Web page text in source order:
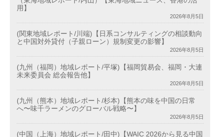
用】
2026年8月5日
(関東地域レポート/川端)【日系コンサルティングの相談動向
と中国対外貸付（子親ローン）規制変更の影響】
2026年8月5日
(九州（福岡）地域レポート/平塚)【福岡貿易会、福岡・大連
未来委員会 総会報告他】
2026年8月5日
(九州（熊本）地域レポート/杉本)【熊本の味を中国の日常
へ〜味千ラーメンのグローバル戦略〜】
2026年8月5日
(中国（上海）地域レポート/田中)【WAIC 2026から見る中国